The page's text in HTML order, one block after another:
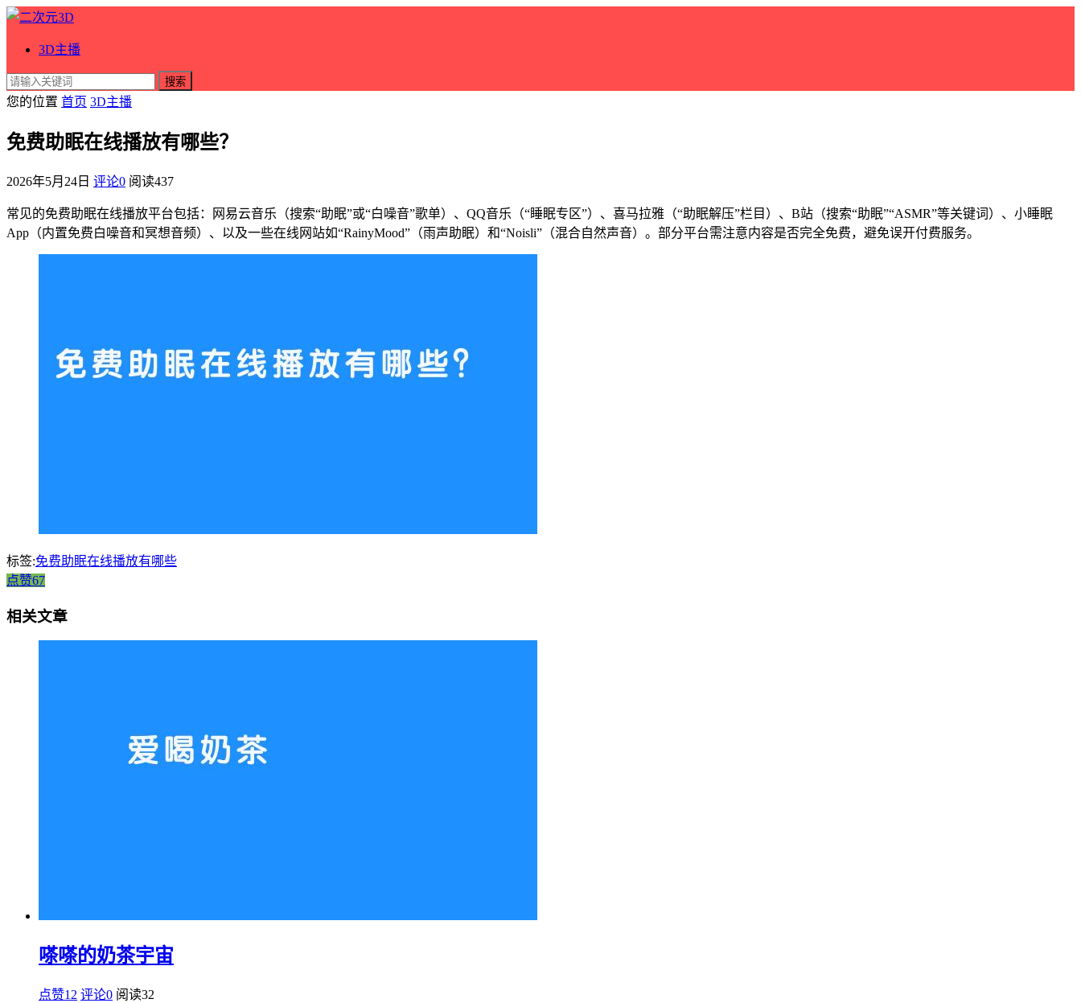
3D主播
搜索
您的位置 首页 3D主播
免费助眠在线播放有哪些？
2026年5月24日 评论0 阅读437
常见的免费助眠在线播放平台包括：网易云音乐（搜索“助眠”或“白噪音”歌单）、QQ音乐（“睡眠专区”）、喜马拉雅（“助眠解压”栏目）、B站（搜索“助眠”“ASMR”等关键词）、小睡眠
App（内置免费白噪音和冥想音频）、以及一些在线网站如“RainyMood”（雨声助眠）和“Noisli”（混合自然声音）。部分平台需注意内容是否完全免费，避免误开付费服务。
标签:免费助眠在线播放有哪些
点赞67
相关文章
嗏嗏的奶茶宇宙
点赞12 评论0 阅读32